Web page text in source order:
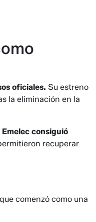
oficiales. Su estreno
la eliminación en la
Emelec consiguió
recuperar
comenzó como una